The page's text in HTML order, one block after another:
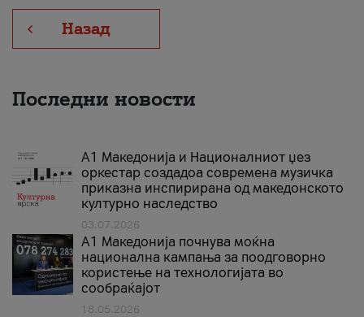
Назад
Последни новости
А1 Македонија и Националниот џез
оркестар создадоа современа музичка
приказна инспирирана од македонското
културно наследство
03.07.2026
A1 Македонија почнува моќна
национална кампања за поодговорно
користење на технологијата во
сообраќајот
18.05.2026